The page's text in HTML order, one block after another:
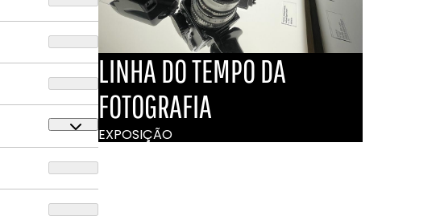
LINHA DO TEMPO DA
FOTOGRAFIA
EXPOSIÇÃO